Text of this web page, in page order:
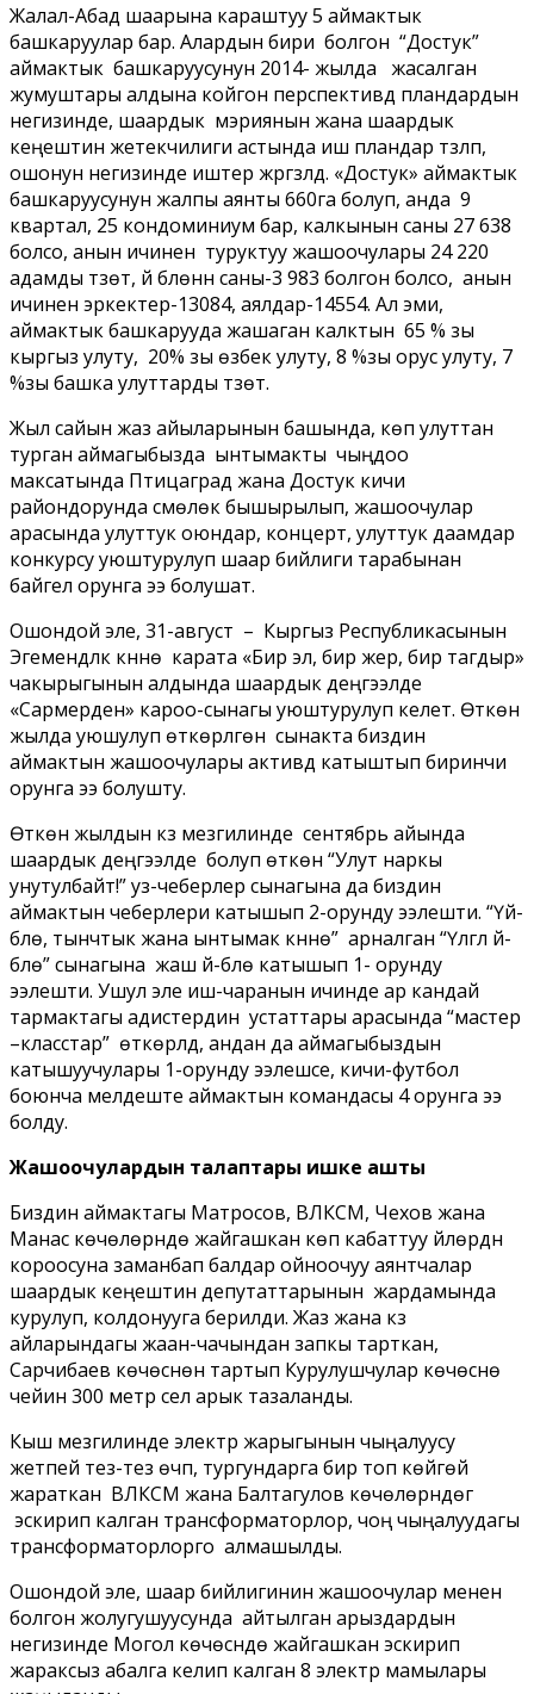
Жалал-Абад шаарына караштуу 5 аймактык
башкаруулар бар. Алардын бири болгон “Достук”
аймактык башкаруусунун 2014- жылда жасалган
жумуштары алдына койгон перспективдүү пландардын
негизинде, шаардык мэриянын жана шаардык
кеңештин жетекчилиги астында иш пландар түзүлүп,
ошонун негизинде иштер жүргүзүлдү. «Достук» аймактык
башкаруусунун жалпы аянты 660га болуп, анда 9
квартал, 25 кондоминиум бар, калкынын саны 27 638
болсо, анын ичинен туруктуу жашоочулары 24 220
адамды түзөт, үй бүлөнүн саны-3 983 болгон болсо, анын
ичинен эркектер-13084, аялдар-14554. Ал эми,
аймактык башкарууда жашаган калктын 65 % зы
кыргыз улуту, 20% зы өзбек улуту, 8 %зы орус улуту, 7
%зы башка улуттарды түзөт.
Жыл сайын жаз айыларынын башында, көп улуттан
турган аймагыбызда ынтымакты чыңдоо
максатында Птицаград жана Достук кичи
райондорунда сүмөлөк бышырылып, жашоочулар
арасында улуттук оюндар, концерт, улуттук даамдар
конкурсу уюштурулуп шаар бийлиги тарабынан
байгелүү орунга ээ болушат.
Ошондой эле, 31-август – Кыргыз Республикасынын
Эгемендүүлүк күнүнө карата «Бир эл, бир жер, бир тагдыр»
чакырыгынын алдында шаардык деңгээлде
«Сармерден» кароо-сынагы уюштурулуп келет. Өткөн
жылда уюшулуп өткөрүлгөн сынакта биздин
аймактын жашоочулары активдүү катыштып биринчи
орунга ээ болушту.
Өткөн жылдын күз мезгилинде сентябрь айында
шаардык деңгээлде болуп өткөн “Улут наркы
унутулбайт!” уз-чеберлер сынагына да биздин
аймактын чеберлери катышып 2-орунду ээлешти. “Үй-
бүлө, тынчтык жана ынтымак күнүнө” арналган “Үлгүлүү үй-
бүлө” сынагына жаш үй-бүлө катышып 1- орунду
ээлешти. Ушул эле иш-чаранын ичинде ар кандай
тармактагы адистердин устаттары арасында “мастер
–класстар” өткөрүлдү, андан да аймагыбыздын
катышуучулары 1-орунду ээлешсе, кичи-футбол
боюнча мелдеште аймактын командасы 4 орунга ээ
болду.
Жашоочулардын талаптары ишке ашты
Биздин аймактагы Матросов, ВЛКСМ, Чехов жана
Манас көчөлөрүндө жайгашкан көп кабаттуу үйлөрдүн
короосуна заманбап балдар ойноочуу аянтчалар
шаардык кеңештин депутаттарынын жардамында
курулуп, колдонууга берилди. Жаз жана күз
айларындагы жаан-чачындан запкы тарткан,
Сарчибаев көчөсүнөн тартып Курулушчулар көчөсүнө
чейин 300 метр сел арык тазаланды.
Кыш мезгилинде электр жарыгынын чыңалуусу
жетпей тез-тез өчүп, тургундарга бир топ көйгөй
жараткан ВЛКСМ жана Балтагулов көчөлөрүндөгү
эскирип калган трансформаторлор, чоң чыңалуудагы
трансформаторлорго алмашылды.
Ошондой эле, шаар бийлигинин жашоочулар менен
болгон жолугушуусунда айтылган арыздардын
негизинде Могол көчөсүндө жайгашкан эскирип
жараксыз абалга келип калган 8 электр мамылары